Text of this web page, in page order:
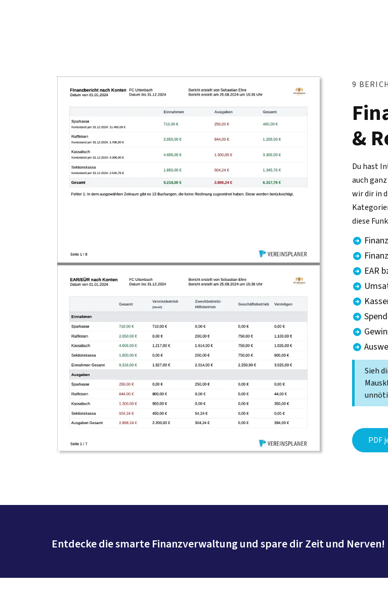
9
&
Du hast
auch
wir dir in
diese
EAR
Sieh
PDF
Entdecke die smarte Finanzverwaltung und spare dir Zeit und Nerven!